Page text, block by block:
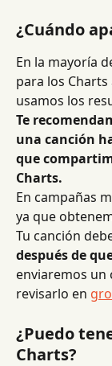
¿Cuándo
En la mayoría
para los
usamos los
Te
una canción
que
Charts.
En campañas
ya que
Tu canción
después de
enviaremos un
revisarlo en
¿Puedo
Charts?